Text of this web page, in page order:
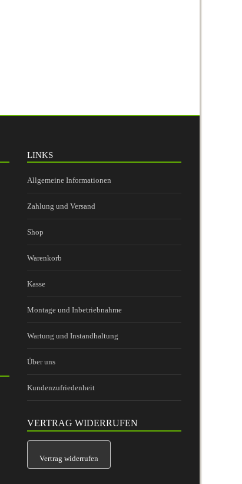
LINKS
Allgemeine Informationen
Zahlung und Versand
Shop
Warenkorb
Kasse
Montage und Inbetriebnahme
Wartung und Instandhaltung
Über uns
Kundenzufriedenheit
VERTRAG WIDERRUFEN
Vertrag widerrufen